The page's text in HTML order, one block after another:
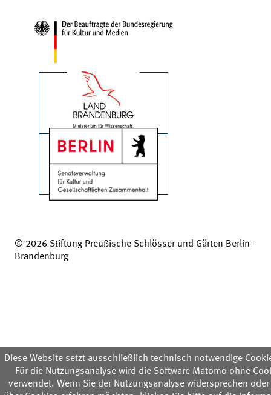
© 2026 Stiftung Preußische Schlösser und Gärten Berlin-
Brandenburg
Diese Website setzt ausschließlich technisch notwendige
Für die Nutzungsanalyse wird die Software Matomo ohne
verwendet. Wenn Sie der Nutzungsanalyse widersprechen oder